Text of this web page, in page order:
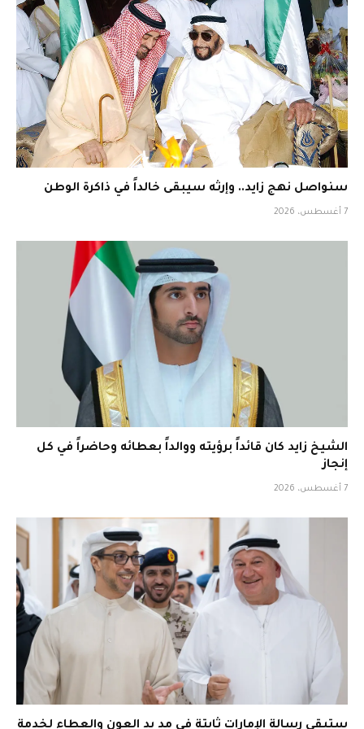
سنواصل نهج زايد.. وإرثه سيبقى خالداً في ذاكرة الوطن
7 أغسطس، 2026
الشيخ زايد كان قائداً برؤيته ووالداً بعطائه وحاضراً في كل
إنجاز
7 أغسطس، 2026
ستبقى رسالة الإمارات ثابتة في مد يد العون والعطاء لخدمة